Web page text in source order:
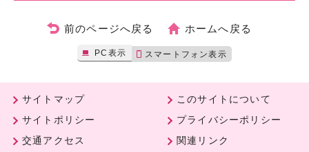
前のページへ戻る ホームへ戻る
PC表示 スマートフォン表示
サイトマップ
このサイトについて
サイトポリシー
プライバシーポリシー
交通アクセス
関連リンク